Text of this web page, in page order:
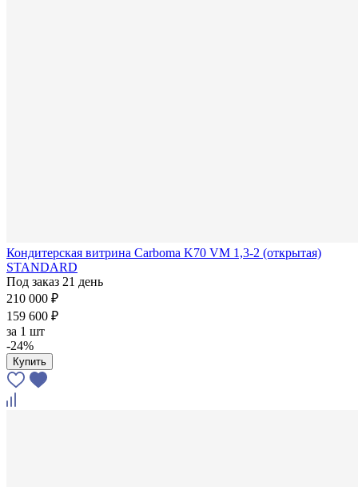
Кондитерская витрина Carboma K70 VM 1,3-2 (открытая)
STANDARD
Под заказ 21 день
210 000 ₽
159 600 ₽
за 1 шт
-24%
Купить